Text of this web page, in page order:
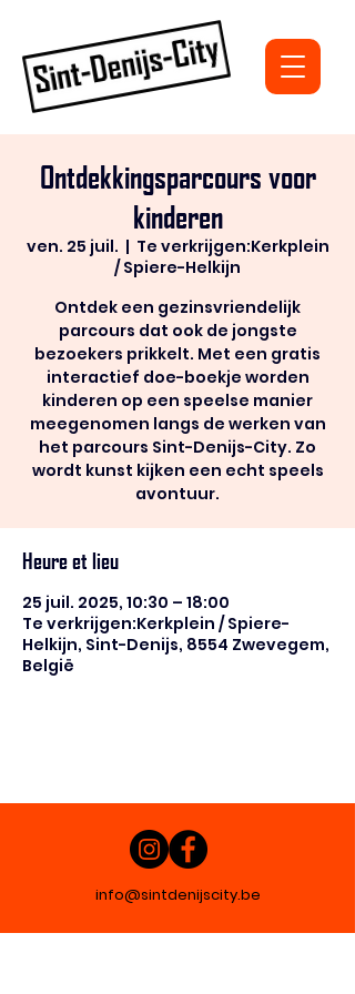
Ontdekkingsparcours voor
kinderen
ven. 25 juil.
  |
Te verkrijgen:Kerkplein
/ Spiere-Helkijn
Ontdek een gezinsvriendelijk
parcours dat ook de jongste
bezoekers prikkelt. Met een gratis
interactief doe-boekje worden
kinderen op een speelse manier
meegenomen langs de werken van
het parcours Sint-Denijs-City. Zo
wordt kunst kijken een echt speels
avontuur.
Heure et lieu
25 juil. 2025, 10:30 – 18:00
Te verkrijgen:Kerkplein / Spiere-
Helkijn, Sint-Denijs, 8554 Zwevegem,
België
info@sintdenijscity.be